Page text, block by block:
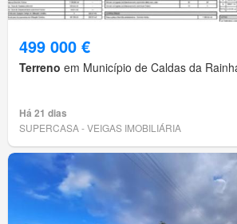
499 000 €
Terreno em Município de Caldas da
Há 21 dias
SUPERCASA - VEIGAS IMOBILIÁRIA